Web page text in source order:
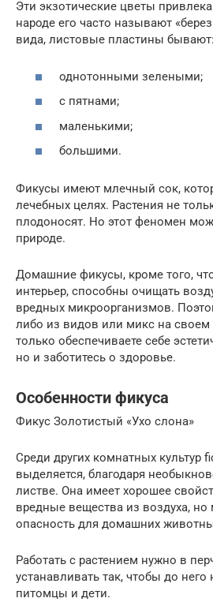
Эти экзотические цветы
народе его часто называют
вида, листовые пластины бывают:
однотонными зелеными;
с пятнами;
маленькими;
большими.
Фикусы имеют млечный сок,
лечебных целях. Растения не
плодоносят. Но этот феномен
природе.
Домашние фикусы, кроме того,
интерьер, способны очищать
вредных микроорганизмов.
либо из видов или микс на
только обеспечиваете себе
но и заботитесь о здоровье.
Особенности фикуса
Фикус Золотистый «Ухо слона»
Среди других комнатных культур
выделяется, благодаря
листве. Она имеет хорошее
вредные вещества из воздуха, но
опасность для домашних
Работать с растением нужно в
устанавливать так, чтобы до него
питомцы и дети.